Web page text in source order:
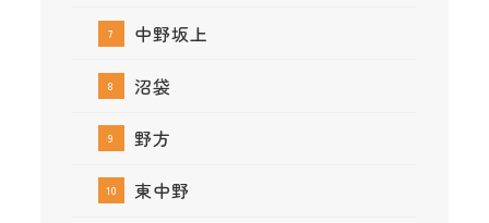
中野坂上
沼袋
野方
東中野